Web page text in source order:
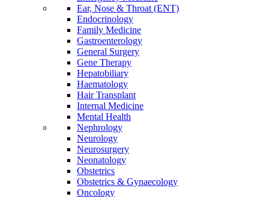
Ear, Nose & Throat (ENT)
Endocrinology
Family Medicine
Gastroenterology
General Surgery
Gene Therapy
Hepatobiliary
Haematology
Hair Transplant
Internal Medicine
Mental Health
Nephrology
Neurology
Neurosurgery
Neonatology
Obstetrics
Obstetrics & Gynaecology
Oncology